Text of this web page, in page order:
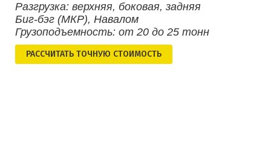
Разгрузка: верхняя, боковая, задняя
Биг-бэг (МКР), Навалом
Грузоподъемность: от 20 до 25 тонн
РАСCЧИТАТЬ ТОЧНУЮ СТОИМОСТЬ